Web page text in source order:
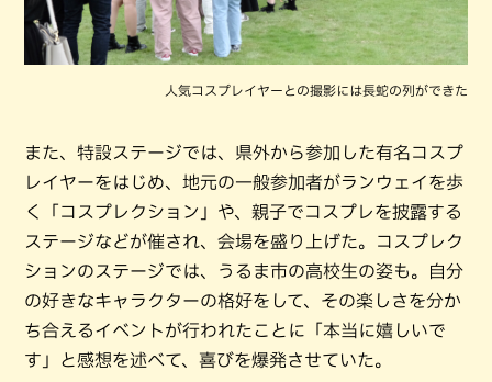
人気コスプレイヤーとの撮影には長蛇の列ができた
また、特設ステージでは、県外から参加した有名コスプ
レイヤーをはじめ、地元の一般参加者がランウェイを歩
く「コスプレクション」や、親子でコスプレを披露する
ステージなどが催され、会場を盛り上げた。コスプレク
ションのステージでは、うるま市の高校生の姿も。自分
の好きなキャラクターの格好をして、その楽しさを分か
ち合えるイベントが行われたことに「本当に嬉しいで
す」と感想を述べて、喜びを爆発させていた。